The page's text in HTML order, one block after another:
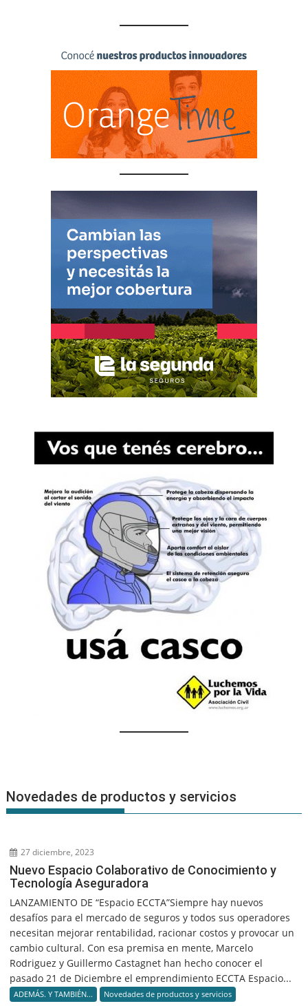
Novedades de productos y servicios
27 diciembre, 2023
Nuevo Espacio Colaborativo de Conocimiento y
Tecnología Aseguradora
LANZAMIENTO DE “Espacio ECCTA”Siempre hay nuevos
desafíos para el mercado de seguros y todos sus operadores
necesitan mejorar rentabilidad, racionar costos y provocar un
cambio cultural. Con esa premisa en mente, Marcelo
Rodriguez y Guillermo Castagnet han hecho conocer el
pasado 21 de Diciembre el emprendimiento ECCTA Espacio...
ADEMÁS. Y TAMBIÉN... Novedades de productos y servicios